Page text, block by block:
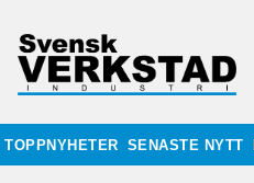
TOPPNYHETER SENASTE NYTT